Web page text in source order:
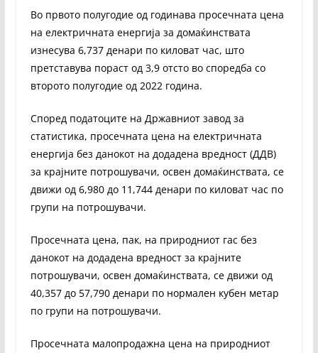
Во првото полугодие од годинава просечната цена
на електричната енергија за домаќинствата
изнесува 6,737 денари по киловат час, што
претставува пораст од 3,9 отсто во споредба со
второто полугодие од 2022 година.
Според податоците на Државниот завод за
статистика, просечната цена на електричната
енергија без данокот на додадена вредност (ДДВ)
за крајните потрошувачи, освен домаќинствата, се
движи од 6,980 до 11,744 денари по киловат час по
групи на потрошувачи.
Просечната цена, пак, на природниот гас без
данокот на додадена вредност за крајните
потрошувачи, освен домаќинствата, се движи од
40,357 до 57,790 денари по нормален кубен метар
по групи на потрошувачи.
Просечната малопродажна цена на природниот